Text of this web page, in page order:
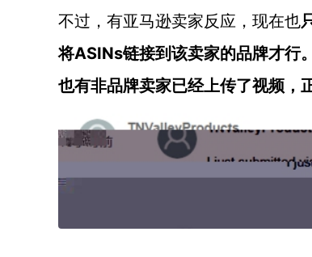
不过，有亚马逊卖家反应，现在也
将ASINs链接到该卖家的品牌才行。
也有非品牌卖家已经上传了视频，